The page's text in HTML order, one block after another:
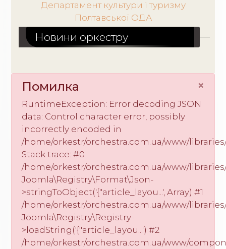
Департамент культури і туризму
Полтавської ОДА
Новини оркестру
×
Помилка
RuntimeException: Error decoding JSON
data: Control character error, possibly
incorrectly encoded in
/home/orkestr/orchestra.com.ua/www/
Stack trace: #0
/home/orkestr/orchestra.com.ua/www/
Joomla\Registry\Format\Json-
>stringToObject('{"article_layou...', Array) #1
/home/orkestr/orchestra.com.ua/www/
Joomla\Registry\Registry-
>loadString('{"article_layou...') #2
/home/orkestr/orchestra.com.ua/www/